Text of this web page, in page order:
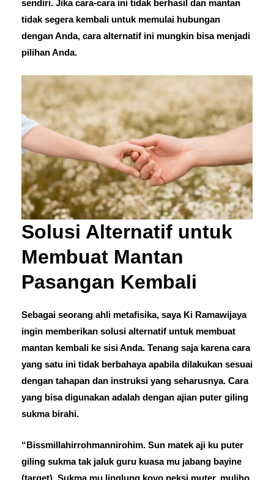
sendiri. Jika cara-cara ini tidak berhasil dan mantan
tidak segera kembali untuk memulai hubungan
dengan Anda, cara alternatif ini mungkin bisa menjadi
pilihan Anda.
Solusi Alternatif untuk
Membuat Mantan
Pasangan Kembali
Sebagai seorang ahli metafisika, saya Ki Ramawijaya
ingin memberikan solusi alternatif untuk membuat
mantan kembali ke sisi Anda. Tenang saja karena cara
yang satu ini tidak berbahaya apabila dilakukan sesuai
dengan tahapan dan instruksi yang seharusnya. Cara
yang bisa digunakan adalah dengan ajian puter giling
sukma birahi.
“Bissmillahirrohmannirohim. Sun matek aji ku puter
giling sukma tak jaluk guru kuasa mu jabang bayine
(target). Sukma mu linglung koyo peksi muter, muliho